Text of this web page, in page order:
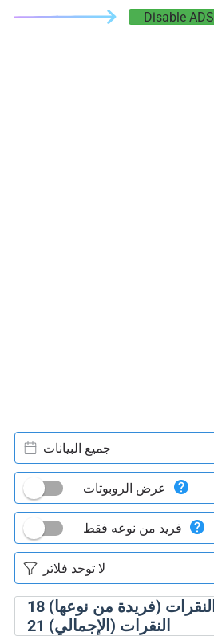
Disable ADS
18 النقرات (فريدة من نوعها)
21 النقرات (الإجمالي)
جميع البيانات
عرض الروبوتات
فريد من نوعه فقط